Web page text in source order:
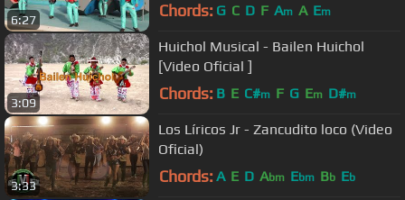
6:27 Chords: G C D F Am A Em
3:09
Huichol Musical - Bailen Huichol
[Video Oficial ]
Chords: B E C#m F G Em D#m
3:33
Los Líricos Jr - Zancudito loco (Video
Oficial)
Chords: A E D Abm Ebm Bb Eb